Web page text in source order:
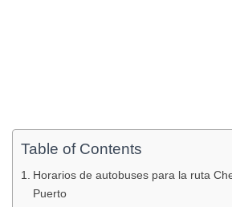
Table of Contents
Horarios de autobuses para la ruta
Puerto